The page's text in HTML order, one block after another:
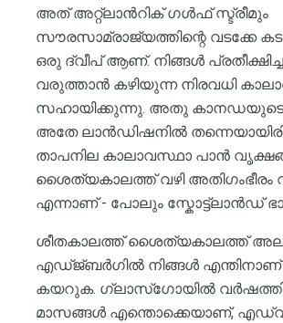
അത് അറ്റ്ലാൻറിക് ഗൾഫ് സ്ട്രീമും
സൗരസാമ്രാജ്യത്തിന്റെ വടക്കേ
ഒരു ദ്വീപ് ആണ്. നിങ്ങൾ
വരുത്താൻ കഴിയുന്ന നിരവധി
സഹായിക്കുന്നു. അതു
അതേ ലാൻഡിഷനിൽ
താപനില കാലാവസ്ഥാ പാൻ
ശൈത്യകാലത്ത് വഴി അതിഗംഭീരം
എന്നാണ് - പോലും സ്കോട്ട്ലാൻഡ്
ശീതകാലത്ത് ശൈത്യകാലത്ത്
എഡ്ജ്ബർഗിൽ നിങ്ങൾ എന്തിനാണ്
കയറുക. ഗ്ലാസ്ഗോയിൽ
മാസങ്ങൾ എന്തൊക്കെയാണ്,